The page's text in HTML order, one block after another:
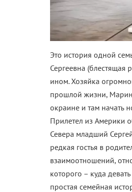
Это история одной
Сергеевна
ином. Хозяйка
прошлой жизни,
окраине и там начать
Прилетел из Америки
Севера младший
редкая гостья в
взаимоотношений,
которого – куда
простая семейная